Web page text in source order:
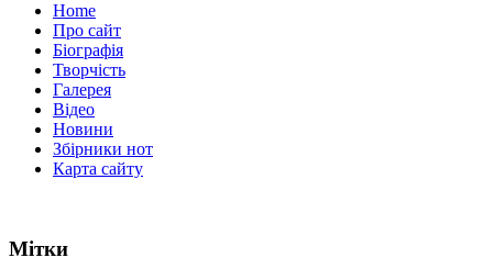
Home
Про сайт
Біографія
Творчість
Галерея
Відео
Новини
Збірники нот
Карта сайту
Мітки